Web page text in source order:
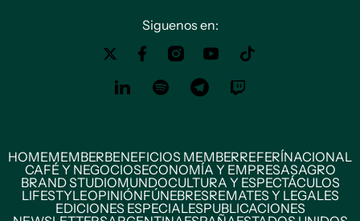
Siguenos en:
HOMEMEMBERBENEFICIOS MEMBERREFERÍNACIONAL
CAFÉ Y NEGOCIOSECONOMÍA Y EMPRESASAGRO
BRAND STUDIOMUNDOCULTURA Y ESPECTÁCULOS
LIFESTYLEOPINIÓNFÚNEBRESREMATES Y LEGALES
EDICIONES ESPECIALESPUBLICACIONES